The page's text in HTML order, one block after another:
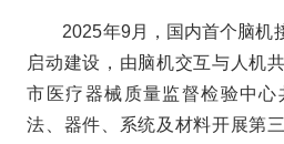
2025年9月，国内首个脑机
启动建设，由脑机交互与人机
市医疗器械质量监督检验中
法、器件、系统及材料开展第